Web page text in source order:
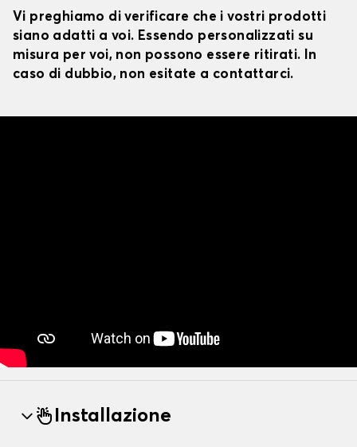
Vi preghiamo di verificare che i vostri prodotti
siano adatti a voi. Essendo personalizzati su
misura per voi, non possono essere ritirati. In
caso di dubbio, non esitate a contattarci.
Installazione